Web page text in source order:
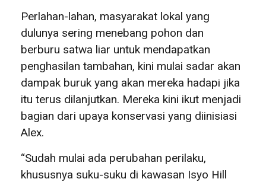
Perlahan-lahan, masyarakat lokal yang
dulunya sering menebang pohon dan
berburu satwa liar untuk mendapatkan
penghasilan tambahan, kini mulai sadar akan
dampak buruk yang akan mereka hadapi jika
itu terus dilanjutkan. Mereka kini ikut menjadi
bagian dari upaya konservasi yang diinisiasi
Alex.
“Sudah mulai ada perubahan perilaku,
khususnya suku-suku di kawasan Isyo Hill